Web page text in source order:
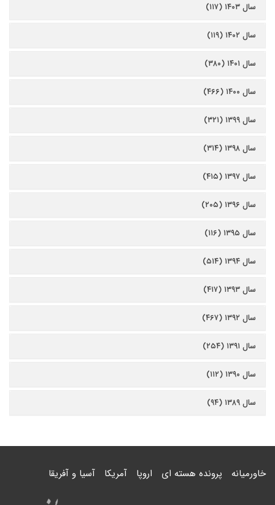
سال ۱۴۰۳ (۱۱۷)
سال ۱۴۰۲ (۱۱۹)
سال ۱۴۰۱ (۳۸۰)
سال ۱۴۰۰ (۴۶۶)
سال ۱۳۹۹ (۳۲۱)
سال ۱۳۹۸ (۳۱۴)
سال ۱۳۹۷ (۴۱۵)
سال ۱۳۹۶ (۲۰۵)
سال ۱۳۹۵ (۱۱۶)
سال ۱۳۹۴ (۵۱۴)
سال ۱۳۹۳ (۴۱۷)
سال ۱۳۹۲ (۴۶۷)
سال ۱۳۹۱ (۲۵۴)
سال ۱۳۹۰ (۱۱۲)
سال ۱۳۸۹ (۹۴)
خاورمیانه پرونده هسته ای اروپا آمریکا آسیا و آفریقا